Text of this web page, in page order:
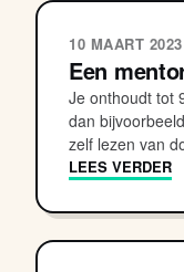
10 MAART 2023
Een
Je onthoudt tot
dan
zelf lezen van
LEES VERDER